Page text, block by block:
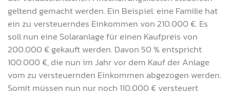
geltend gemacht werden. Ein Beispiel: eine Familie hat
ein zu versteuerndes Einkommen von 210.000 €. Es
soll nun eine Solaranlage für einen Kaufpreis von
200.000 € gekauft werden. Davon 50 % entspricht
100.000 €, die nun im Jahr vor dem Kauf der Anlage
vom zu versteuernden Einkommen abgezogen werden.
Somit müssen nun nur noch 110.000 € versteuert